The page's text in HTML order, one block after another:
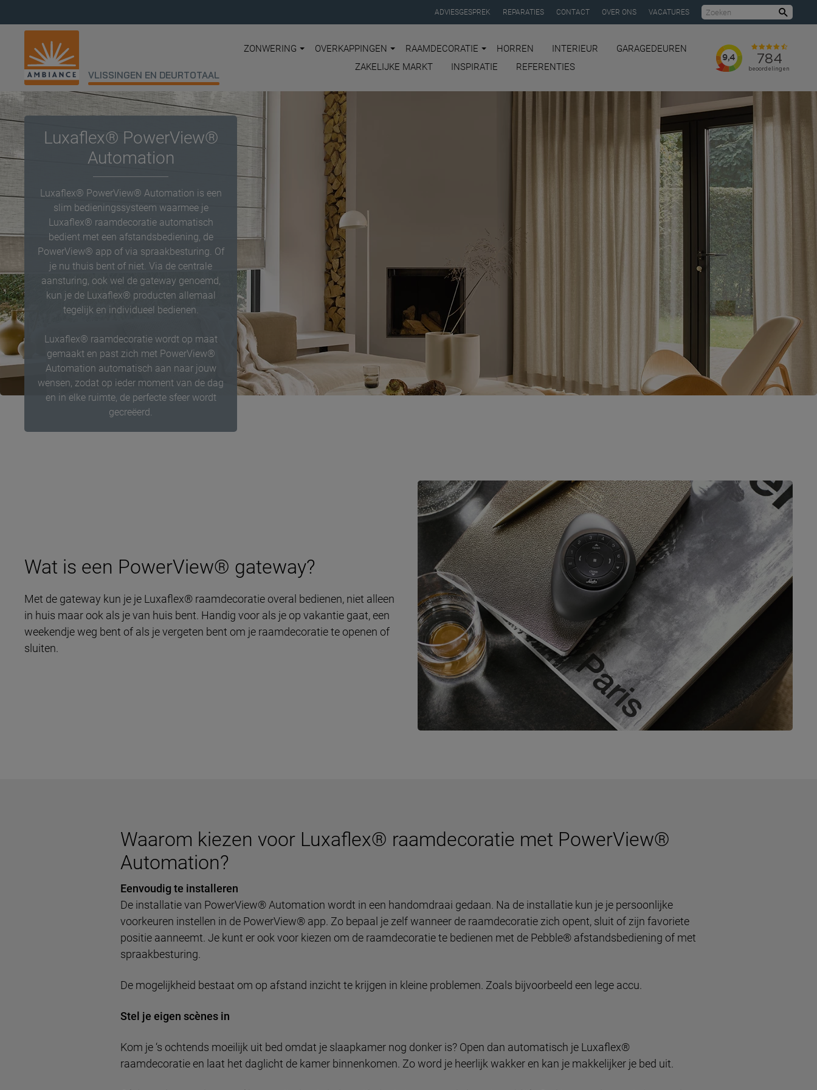
ADVIESGESPREK REPARATIES CONTACT OVER ONS VACATURES
VLISSINGEN EN DEURTOTAAL
ZONWERING OVERKAPPINGEN RAAMDECORATIE HORREN INTERIEUR
GARAGEDEUREN
ZAKELIJKE MARKT
INSPIRATIE REFERENTIES
Luxaflex® PowerView®
Automation
Luxaflex® PowerView® Automation is een
slim bedieningssysteem waarmee je
Luxaflex® raamdecoratie automatisch
bedient met een afstandsbediening, de
PowerView® app of via spraakbesturing. Of
je nu thuis bent of niet. Via de centrale
aansturing, ook wel de gateway genoemd,
kun je de Luxaflex® producten allemaal
tegelijk en individueel bedienen.
Luxaflex® raamdecoratie wordt op maat
gemaakt en past zich met PowerView®
Automation automatisch aan naar jouw
wensen, zodat op ieder moment van de dag
en in elke ruimte, de perfecte sfeer wordt
gecreëerd.
Wat is een PowerView® gateway?
Met de gateway kun je je Luxaflex® raamdecoratie overal bedienen, niet alleen
in huis maar ook als je van huis bent. Handig voor als je op vakantie gaat, een
weekendje weg bent of als je vergeten bent om je raamdecoratie te openen of
sluiten.
Waarom kiezen voor Luxaflex® raamdecoratie met PowerView®
Automation?
Eenvoudig te installeren
De installatie van PowerView® Automation wordt in een handomdraai gedaan. Na de installatie kun je je persoonlijke
voorkeuren instellen in de PowerView® app. Zo bepaal je zelf wanneer de raamdecoratie zich opent, sluit of zijn favoriete
positie aanneemt. Je kunt er ook voor kiezen om de raamdecoratie te bedienen met de Pebble® afstandsbediening of met
spraakbesturing.
De mogelijkheid bestaat om op afstand inzicht te krijgen in kleine problemen. Zoals bijvoorbeeld een lege accu.
Stel je eigen scènes in
Kom je ‘s ochtends moeilijk uit bed omdat je slaapkamer nog donker is? Open dan automatisch je Luxaflex®
raamdecoratie en laat het daglicht de kamer binnenkomen. Zo word je heerlijk wakker en kan je makkelijker je bed uit.